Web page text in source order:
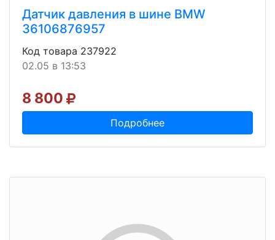
Датчик давления в шине BMW
36106876957
Код товара 237922
02.05 в 13:53
8 800
Подробнее